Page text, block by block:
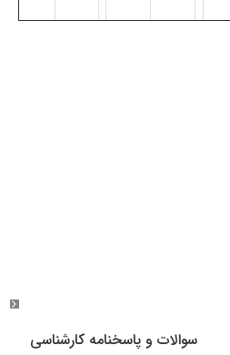
سوالات و پاسخنامه کارشناسی